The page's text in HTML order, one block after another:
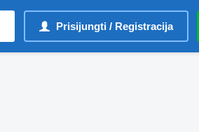
Prisijungti / Registracija